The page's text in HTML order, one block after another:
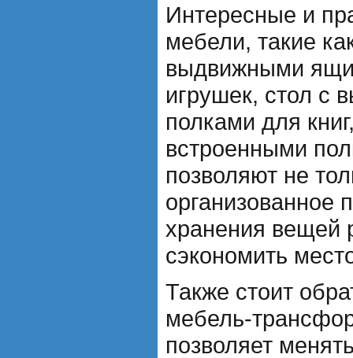
Интересные и
мебели, такие
выдвижными
игрушек, стол с
полками для
встроенными
позволяют не
организованное
хранения вещей
сэкономить
Также стоит
мебель-
позволяет